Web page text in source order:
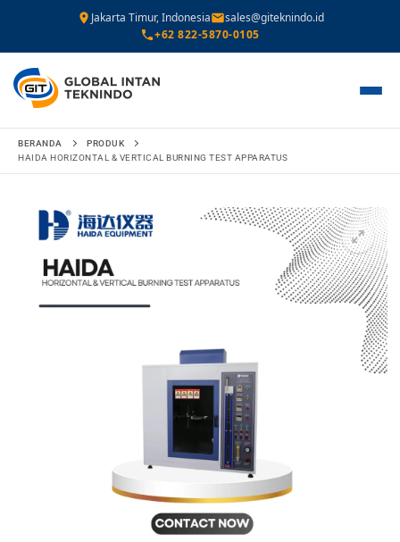
Jakarta Timur, Indonesia
sales@giteknindo.id
+62 822-5870-0105
Lompat
BERANDA
PRODUK
HAIDA HORIZONTAL & VERTICAL BURNING TEST APPARATUS
🔍